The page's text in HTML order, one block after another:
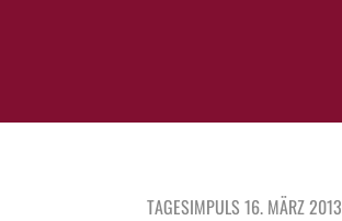
TAGESIMPULS 16. MÄRZ 2013